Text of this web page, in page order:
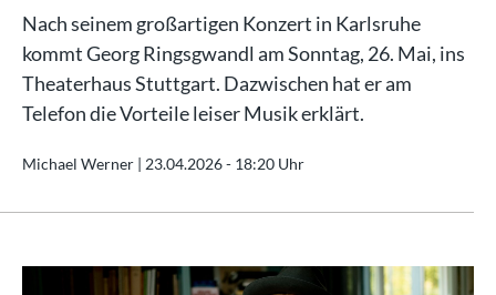
Nach seinem großartigen Konzert in Karlsruhe
kommt Georg Ringsgwandl am Sonntag, 26. Mai, ins
Theaterhaus Stuttgart. Dazwischen hat er am
Telefon die Vorteile leiser Musik erklärt.
Michael Werner | 23.04.2026 - 18:20 Uhr